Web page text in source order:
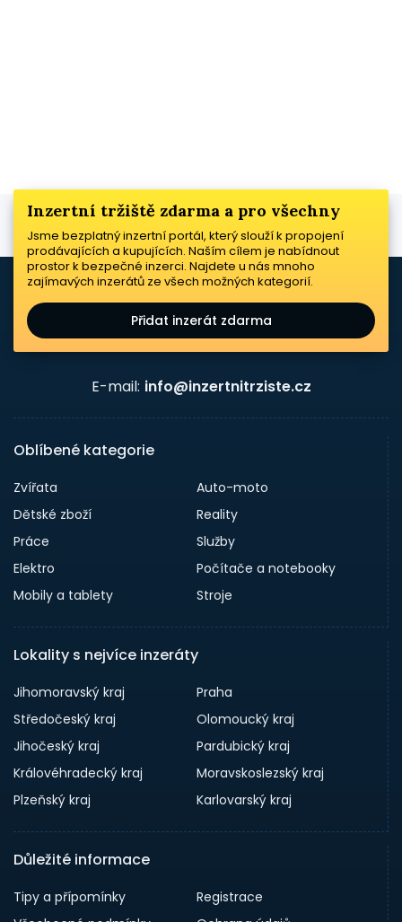
Inzertní tržiště zdarma a pro všechny
Jsme bezplatný inzertní portál, který slouží k propojení
prodávajících a kupujících. Naším cílem je nabídnout
prostor k bezpečné inzerci. Najdete u nás mnoho
zajímavých inzerátů ze všech možných kategorií.
Přidat inzerát zdarma
E-mail: info@inzertnitrziste.cz
Oblíbené kategorie
Zvířata
Auto-moto
Dětské zboží
Reality
Práce
Služby
Elektro
Počítače a notebooky
Mobily a tablety
Stroje
Lokality s nejvíce inzeráty
Jihomoravský kraj
Praha
Středočeský kraj
Olomoucký kraj
Jihočeský kraj
Pardubický kraj
Královéhradecký kraj
Moravskoslezský kraj
Plzeňský kraj
Karlovarský kraj
Důležité informace
Tipy a přípomínky
Registrace